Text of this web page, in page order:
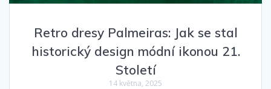
Retro dresy Palmeiras: Jak se stal
historický design módní ikonou 21.
Století
14 května, 2025